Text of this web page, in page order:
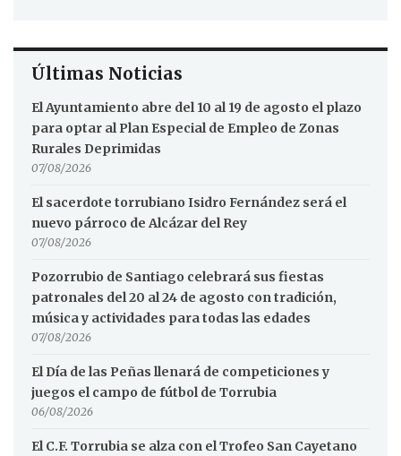
Últimas Noticias
El Ayuntamiento abre del 10 al 19 de agosto el plazo
para optar al Plan Especial de Empleo de Zonas
Rurales Deprimidas
07/08/2026
El sacerdote torrubiano Isidro Fernández será el
nuevo párroco de Alcázar del Rey
07/08/2026
Pozorrubio de Santiago celebrará sus fiestas
patronales del 20 al 24 de agosto con tradición,
música y actividades para todas las edades
07/08/2026
El Día de las Peñas llenará de competiciones y
juegos el campo de fútbol de Torrubia
06/08/2026
El C.F. Torrubia se alza con el Trofeo San Cayetano